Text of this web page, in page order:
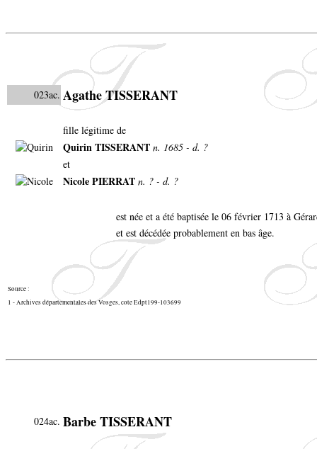
023ac. Agathe TISSERANT
fille légitime de
Quirin TISSERANT n. 1685 - d. ?
et
Nicole PIERRAT n. ? - d. ?
est née et a été baptisée le 06 février 1713 à
et est décédée probablement en bas âge.
Source :
1 - Archives départementales des Vosges, cote Edpt199-103699
024ac. Barbe TISSERANT